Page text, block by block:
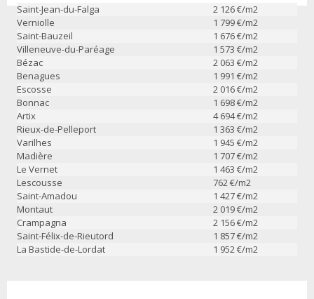
Saint-Jean-du-Falga
2 126€/m2
Verniolle
1 799€/m2
Saint-Bauzeil
1 676€/m2
Villeneuve-du-Paréage
1 573 €/m2
Bézac
2 063 €/m2
Benagues
1 991 €/m2
Escosse
2 016€/m2
Bonnac
1 698€/m2
Artix
4 694€/m2
Rieux-de-Pelleport
1 363 €/m2
Varilhes
1 945 €/m2
Madière
1 707€/m2
Le Vernet
1 463 €/m2
Lescousse
762 €/m2
Saint-Amadou
1 427€/m2
Montaut
2 019€/m2
Crampagna
2 156€/m2
Saint-Félix-de-Rieutord
1 857€/m2
La Bastide-de-Lordat
1 952 €/m2